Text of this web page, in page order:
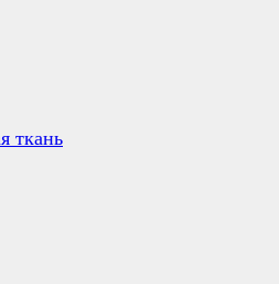
ткань